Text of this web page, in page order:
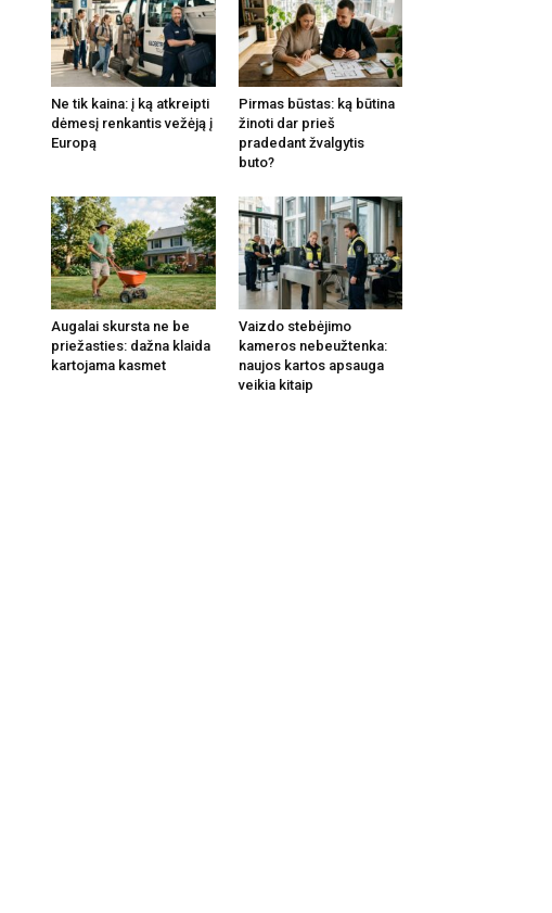
Ne tik kaina: į ką atkreipti
dėmesį renkantis vežėją į
Europą
Pirmas būstas: ką būtina
žinoti dar prieš
pradedant žvalgytis
buto?
Augalai skursta ne be
priežasties: dažna klaida
kartojama kasmet
Vaizdo stebėjimo
kameros nebeužtenka:
naujos kartos apsauga
veikia kitaip